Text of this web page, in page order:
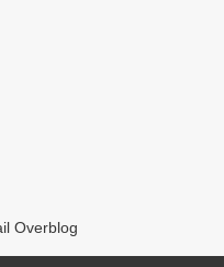
Overblog